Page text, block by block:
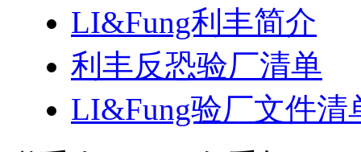
LI&Fung利丰简介
利丰反恐验厂清单
LI&Fung验厂文件清